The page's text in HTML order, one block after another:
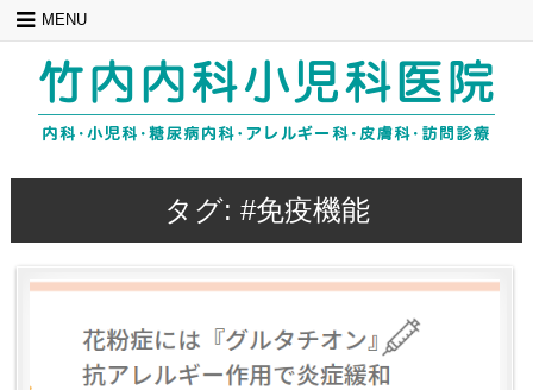
Skip
content
MENU
タグ: #免疫機能